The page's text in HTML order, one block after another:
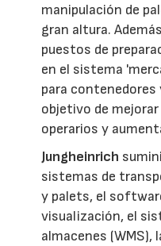
manipulación de
gran altura.
puestos de
en el sistema
para contenedores
objetivo de
operarios y
Jungheinrich
sistemas de
y palets, el
visualización, el
almacenes